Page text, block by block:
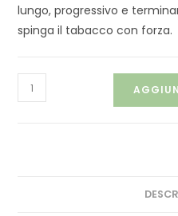
lungo, progressivo e
spinga il tabacco con forza.